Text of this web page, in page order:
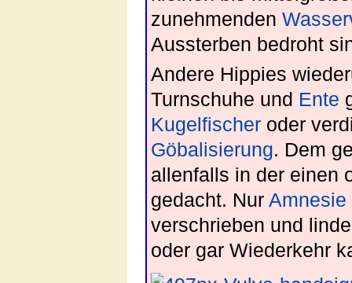
zunehmenden
Aussterben bedroht
Andere Hippies
Turnschuhe und Ente
Kugelfischer oder
Göbalisierung. Dem
allenfalls in der einen
gedacht. Nur Amnesie
verschrieben und
oder gar Wiederkehr